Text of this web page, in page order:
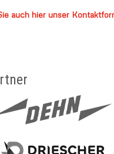
auch hier unser